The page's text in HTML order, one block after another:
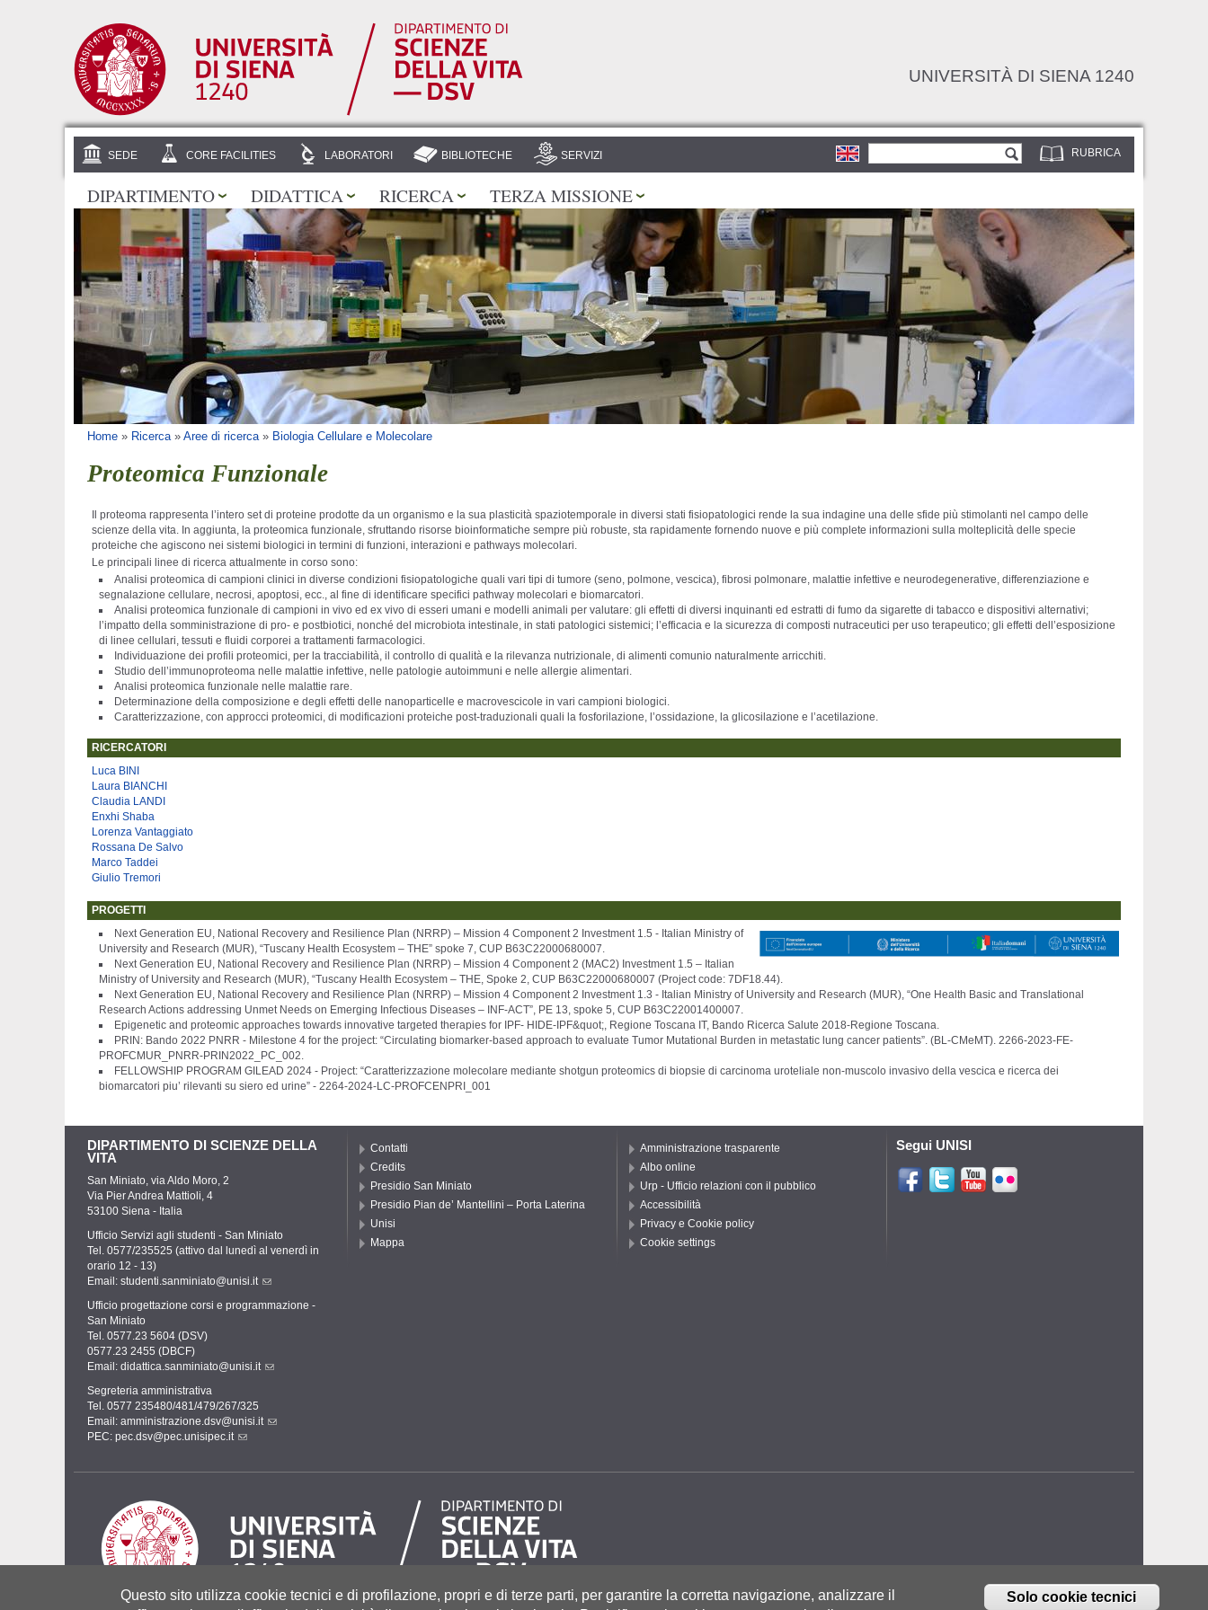
UNIVERSITÀ DI SIENA 1240
RUBRICA
Form di ricerca
SEDE CORE FACILITIES LABORATORI BIBLIOTECHE SERVIZI
DIPARTIMENTO DIDATTICA RICERCA TERZA MISSIONE
Tu sei qui
Home » Ricerca » Aree di ricerca » Biologia Cellulare e Molecolare
Proteomica Funzionale
Il proteoma rappresenta l’intero set di proteine prodotte da un organismo e la sua plasticità spaziotemporale in diversi stati fisiopatologici rende la sua indagine una delle sfide più stimolanti nel campo delle
scienze della vita. In aggiunta, la proteomica funzionale, sfruttando risorse bioinformatiche sempre più robuste, sta rapidamente fornendo nuove e più complete informazioni sulla molteplicità delle specie
proteiche che agiscono nei sistemi biologici in termini di funzioni, interazioni e pathways molecolari.
Le principali linee di ricerca attualmente in corso sono:
Analisi proteomica di campioni clinici in diverse condizioni fisiopatologiche quali vari tipi di tumore (seno, polmone, vescica), fibrosi polmonare, malattie infettive e neurodegenerative, differenziazione e
segnalazione cellulare, necrosi, apoptosi, ecc., al fine di identificare specifici pathway molecolari e biomarcatori.
Analisi proteomica funzionale di campioni in vivo ed ex vivo di esseri umani e modelli animali per valutare: gli effetti di diversi inquinanti ed estratti di fumo da sigarette di tabacco e dispositivi alternativi;
l’impatto della somministrazione di pro- e postbiotici, nonché del microbiota intestinale, in stati patologici sistemici; l’efficacia e la sicurezza di composti nutraceutici per uso terapeutico; gli effetti dell’esposizione
di linee cellulari, tessuti e fluidi corporei a trattamenti farmacologici.
Individuazione dei profili proteomici, per la tracciabilità, il controllo di qualità e la rilevanza nutrizionale, di alimenti comunio naturalmente arricchiti.
Studio dell’immunoproteoma nelle malattie infettive, nelle patologie autoimmuni e nelle allergie alimentari.
Analisi proteomica funzionale nelle malattie rare.
Determinazione della composizione e degli effetti delle nanoparticelle e macrovescicole in vari campioni biologici.
Caratterizzazione, con approcci proteomici, di modificazioni proteiche post-traduzionali quali la fosforilazione, l’ossidazione, la glicosilazione e l’acetilazione.
RICERCATORI
Luca BINI
Laura BIANCHI
Claudia LANDI
Enxhi Shaba
Lorenza Vantaggiato
Rossana De Salvo
Marco Taddei
Giulio Tremori
PROGETTI
Next Generation EU, National Recovery and Resilience Plan (NRRP) – Mission 4 Component 2 Investment 1.5 - Italian Ministry of
University and Research (MUR), “Tuscany Health Ecosystem – THE” spoke 7, CUP B63C22000680007.
Next Generation EU, National Recovery and Resilience Plan (NRRP) – Mission 4 Component 2 (MAC2) Investment 1.5 – Italian
Ministry of University and Research (MUR), “Tuscany Health Ecosystem – THE, Spoke 2, CUP B63C22000680007 (Project code: 7DF18.44).
Next Generation EU, National Recovery and Resilience Plan (NRRP) – Mission 4 Component 2 Investment 1.3 - Italian Ministry of University and Research (MUR), “One Health Basic and Translational
Research Actions addressing Unmet Needs on Emerging Infectious Diseases – INF-ACT”, PE 13, spoke 5, CUP B63C22001400007.
Epigenetic and proteomic approaches towards innovative targeted therapies for IPF- HIDE-IPF&quot;, Regione Toscana IT, Bando Ricerca Salute 2018-Regione Toscana.
PRIN: Bando 2022 PNRR - Milestone 4 for the project: “Circulating biomarker-based approach to evaluate Tumor Mutational Burden in metastatic lung cancer patients”. (BL-CMeMT). 2266-2023-FE-
PROFCMUR_PNRR-PRIN2022_PC_002.
FELLOWSHIP PROGRAM GILEAD 2024 - Project: “Caratterizzazione molecolare mediante shotgun proteomics di biopsie di carcinoma uroteliale non-muscolo invasivo della vescica e ricerca dei
biomarcatori piu’ rilevanti su siero ed urine” - 2264-2024-LC-PROFCENPRI_001
DIPARTIMENTO DI SCIENZE DELLA
VITA
San Miniato, via Aldo Moro, 2
Via Pier Andrea Mattioli, 4
53100 Siena - Italia
Ufficio Servizi agli studenti - San Miniato
Tel. 0577/235525 (attivo dal lunedì al venerdì in
orario 12 - 13)
Email: studenti.sanminiato@unisi.it
Ufficio progettazione corsi e programmazione -
San Miniato
Tel. 0577.23 5604 (DSV)
0577.23 2455 (DBCF)
Email: didattica.sanminiato@unisi.it
Segreteria amministrativa
Tel. 0577 235480/481/479/267/325
Email: amministrazione.dsv@unisi.it
PEC: pec.dsv@pec.unisipec.it
Contatti
Credits
Presidio San Miniato
Presidio Pian de’ Mantellini – Porta Laterina
Unisi
Mappa
Amministrazione trasparente
Albo online
Urp - Ufficio relazioni con il pubblico
Accessibilità
Privacy e Cookie policy
Cookie settings
Segui UNISI
Questo sito utilizza cookie tecnici e di profilazione, propri e di terze parti, per garantire la corretta navigazione, analizzare il
Solo cookie tecnici